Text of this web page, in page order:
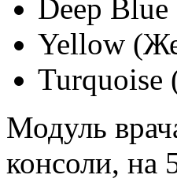
Deep
Yellow
Turquoise
Модуль
консоли, на